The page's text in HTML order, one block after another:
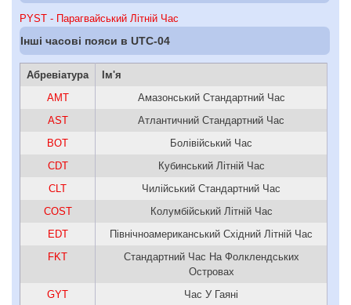
PYST - Парагвайський Літній Час
Інші часові пояси в UTC-04
Абревіатура
Ім'я
AMT
Амазонcький Стандартний Час
AST
Атлантичний Стандартний Час
BOT
Болівійський Час
CDT
Кубинський Літній Час
CLT
Чилійський Стандартний Час
COST
Колумбійський Літній Час
EDT
Північноамериканський Східний Літній Час
FKT
Стандартний Час На Фолклендських
Островах
GYT
Час У Гаяні